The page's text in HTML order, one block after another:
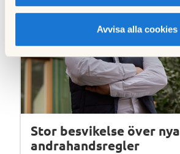
Avvisa alla cookies
Stor besvikelse över nya
andrahandsregler